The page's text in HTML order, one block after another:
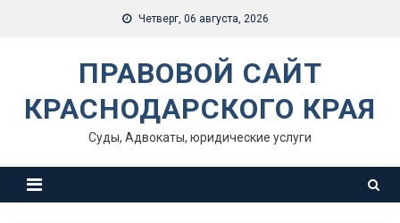
Четверг, 06 августа, 2026
ПРАВОВОЙ САЙТ
КРАСНОДАРСКОГО КРАЯ
Суды, Адвокаты, юридические услуги